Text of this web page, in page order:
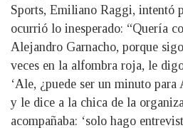
Sports, Emiliano Raggi, intentó
ocurrió lo inesperado: “Quería
Alejandro Garnacho, porque
veces en la alfombra roja, le
‘Ale, ¿puede ser un minuto
y le dice a la chica de la
acompañaba: ‘solo hago